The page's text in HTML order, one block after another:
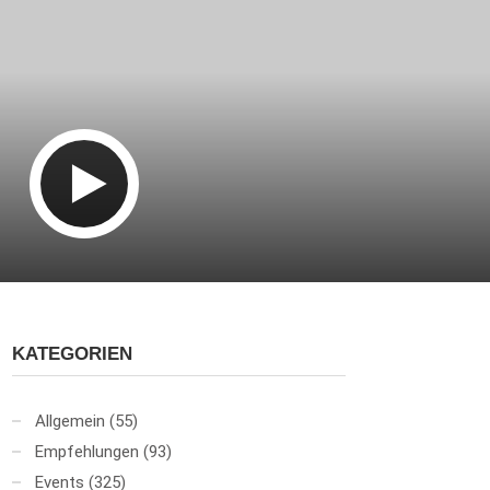
KATEGORIEN
Allgemein (55)
Empfehlungen (93)
Events (325)